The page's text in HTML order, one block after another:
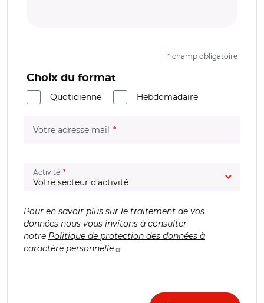
* champ obligatoire
Choix du format
Quotidienne
Hebdomadaire
Votre adresse mail (champ obligatoire)
Activité (champ obligatoire)
Pour en savoir plus sur le traitement de vos
données nous vous invitons à consulter
notre Politique de protection des données à
caractère personnelle